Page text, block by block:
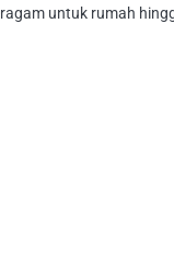
untuk rumah